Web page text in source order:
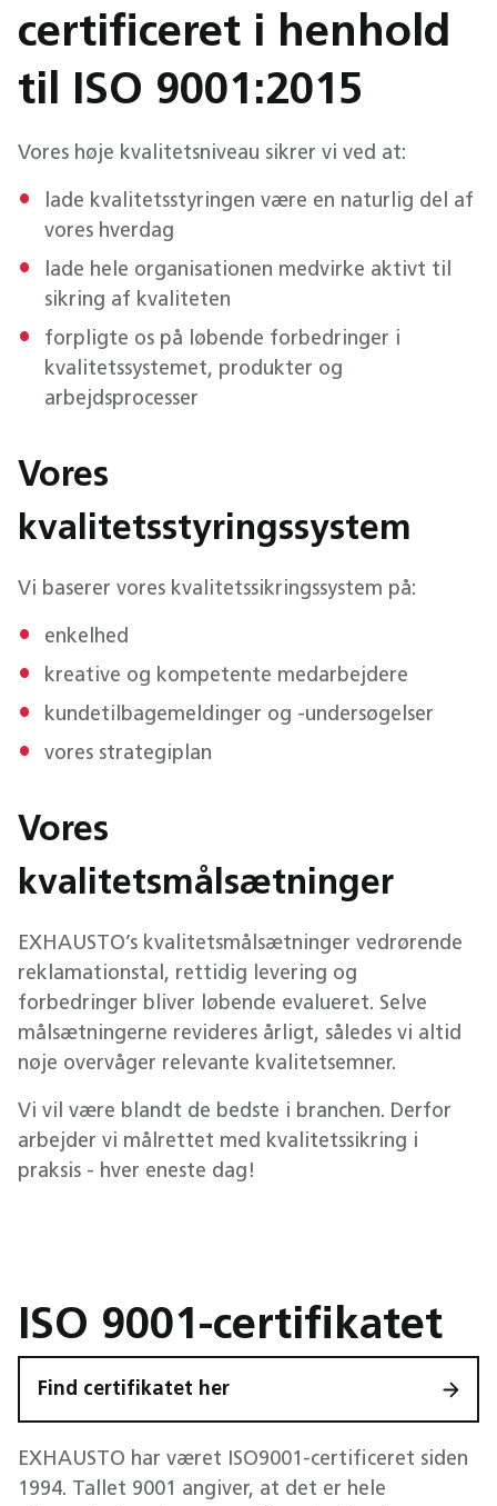
certificeret i henhold
til ISO 9001:2015
Vores høje kvalitetsniveau sikrer vi ved at:
lade kvalitetsstyringen være en naturlig del af
vores hverdag
lade hele organisationen medvirke aktivt til
sikring af kvaliteten
forpligte os på løbende forbedringer i
kvalitetssystemet, produkter og
arbejdsprocesser
Vores
kvalitetsstyringssystem
Vi baserer vores kvalitetssikringssystem på:
enkelhed
kreative og kompetente medarbejdere
kundetilbagemeldinger og -undersøgelser
vores strategiplan
Vores
kvalitetsmålsætninger
EXHAUSTO’s kvalitetsmålsætninger vedrørende
reklamationstal, rettidig levering og
forbedringer bliver løbende evalueret. Selve
målsætningerne revideres årligt, således vi altid
nøje overvåger relevante kvalitetsemner.
Vi vil være blandt de bedste i branchen. Derfor
arbejder vi målrettet med kvalitetssikring i
praksis - hver eneste dag!
ISO 9001-certifikatet
Find certifikatet her
EXHAUSTO har været ISO9001-certificeret siden
1994. Tallet 9001 angiver, at det er hele